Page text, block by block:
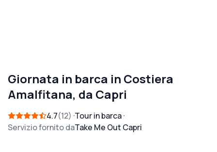
Giornata in barca in Costiera
Amalfitana, da Capri
4.7 12
Tour in barca
Servizio fornito daTake Me Out Capri